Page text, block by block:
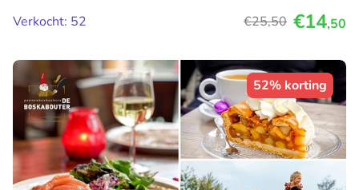
Verkocht: 52
€25,50 €14,50
52% korting